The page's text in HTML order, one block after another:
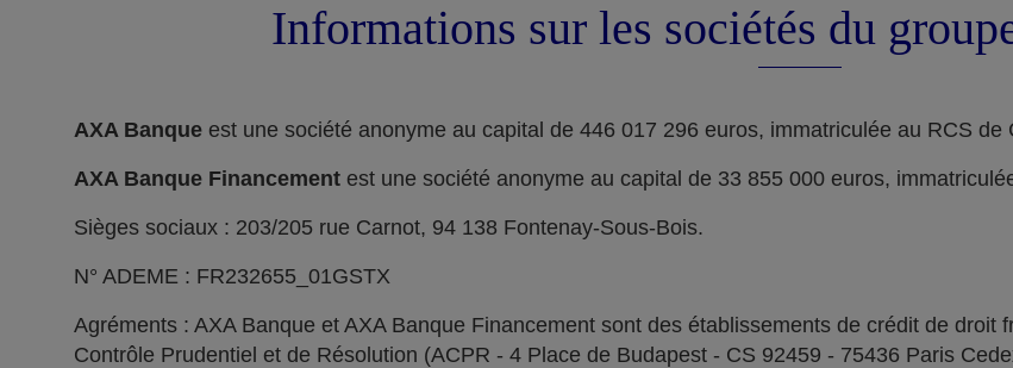
Informations sur les sociétés du
AXA Banque est une société anonyme au capital de 446 017 296 euros, immatriculée au RCS
AXA Banque Financement est une société anonyme au capital de 33 855 000 euros,
Sièges sociaux : 203/205 rue Carnot, 94 138 Fontenay-Sous-Bois.
N° ADEME : FR232655_01GSTX
Agréments : AXA Banque et AXA Banque Financement sont des établissements de crédit de droit
Contrôle Prudentiel et de Résolution (ACPR - 4 Place de Budapest - CS 92459 - 75436 Paris